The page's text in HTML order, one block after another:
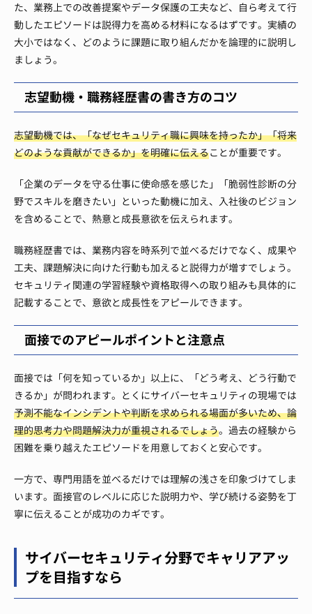
た、業務上での改善提案やデータ保護の工夫など、自ら考えて行
動したエピソードは説得力を高める材料になるはずです。実績の
大小ではなく、どのように課題に取り組んだかを論理的に説明し
ましょう。
志望動機・職務経歴書の書き方のコツ
志望動機では、「なぜセキュリティ職に興味を持ったか」「将来
どのような貢献ができるか」を明確に伝えることが重要です。
「企業のデータを守る仕事に使命感を感じた」「脆弱性診断の分
野でスキルを磨きたい」といった動機に加え、入社後のビジョン
を含めることで、熱意と成長意欲を伝えられます。
職務経歴書では、業務内容を時系列で並べるだけでなく、成果や
工夫、課題解決に向けた行動も加えると説得力が増すでしょう。
セキュリティ関連の学習経験や資格取得への取り組みも具体的に
記載することで、意欲と成長性をアピールできます。
面接でのアピールポイントと注意点
面接では「何を知っているか」以上に、「どう考え、どう行動で
きるか」が問われます。とくにサイバーセキュリティの現場では
予測不能なインシデントや判断を求められる場面が多いため、論
理的思考力や問題解決力が重視されるでしょう。過去の経験から
困難を乗り越えたエピソードを用意しておくと安心です。
一方で、専門用語を並べるだけでは理解の浅さを印象づけてしま
います。面接官のレベルに応じた説明力や、学び続ける姿勢を丁
寧に伝えることが成功のカギです。
サイバーセキュリティ分野でキャリアアッ
プを目指すなら